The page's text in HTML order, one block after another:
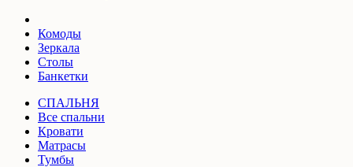
Комоды
Зеркала
Столы
Банкетки
СПАЛЬНЯ
Все спальни
Кровати
Матрасы
Тумбы